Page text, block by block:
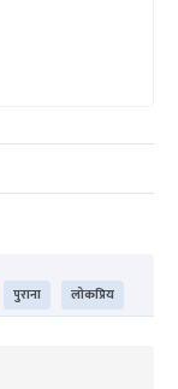
पुराना लोकप्रिय